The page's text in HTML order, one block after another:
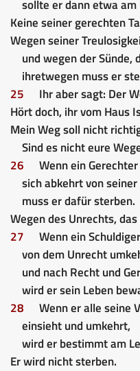
sollte er dann etwa am
Keine seiner gerechten
Wegen seiner
und wegen der Sünde,
ihretwegen muss er
25
Ihr aber sagt: Der
Hört doch, ihr vom Haus
Mein Weg soll nicht
Sind es nicht eure
26
Wenn ein Gerechter
sich abkehrt von
muss er dafür sterben.
Wegen des Unrechts,
27
Wenn ein Schuldiger
von dem Unrecht
und nach Recht und
wird er sein Leben
28
Wenn er alle seine
einsieht und umkehrt,
wird er bestimmt am
Er wird nicht sterben.